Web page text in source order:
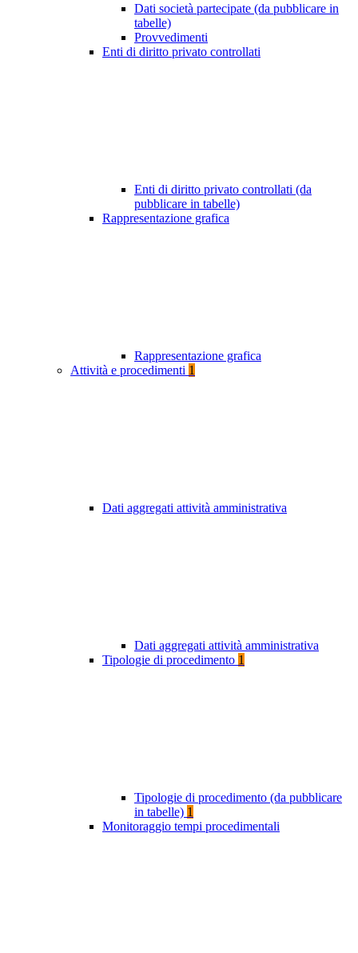
Dati società partecipate (da pubblicare in
tabelle)
Provvedimenti
Enti di diritto privato controllati
Enti di diritto privato controllati (da
pubblicare in tabelle)
Rappresentazione grafica
Rappresentazione grafica
Attività e procedimenti 1
Dati aggregati attività amministrativa
Dati aggregati attività amministrativa
Tipologie di procedimento 1
Tipologie di procedimento (da pubblicare
in tabelle) 1
Monitoraggio tempi procedimentali